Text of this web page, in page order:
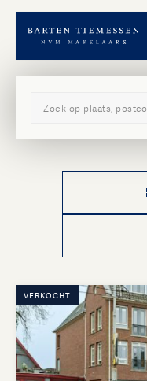
Zoek
VERKOCHT